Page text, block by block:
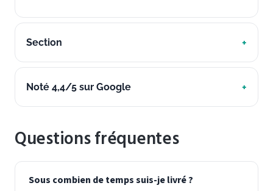
Section
Noté 4,4/5 sur Google
Questions fréquentes
Sous combien de temps suis-je livré ?